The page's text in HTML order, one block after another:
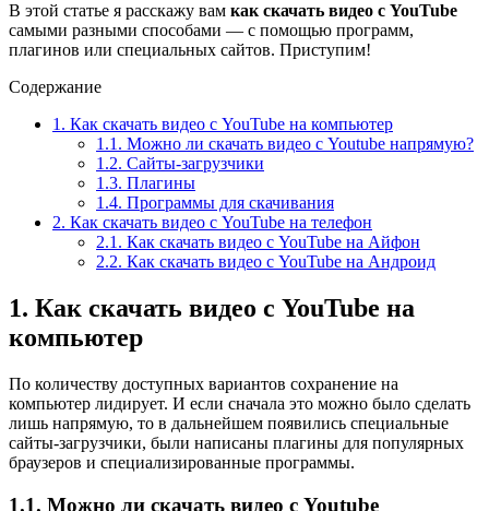
В этой статье я расскажу вам как скачать видео с YouTube
самыми разными способами — с помощью программ,
плагинов или специальных сайтов. Приступим!
Содержание
1. Как скачать видео с YouTube на компьютер
1.1. Можно ли скачать видео с Youtube напрямую?
1.2. Сайты-загрузчики
1.3. Плагины
1.4. Программы для скачивания
2. Как скачать видео с YouTube на телефон
2.1. Как скачать видео с YouTube на Айфон
2.2. Как скачать видео с YouTube на Андроид
1. Как скачать видео с YouTube на
компьютер
По количеству доступных вариантов сохранение на
компьютер лидирует. И если сначала это можно было сделать
лишь напрямую, то в дальнейшем появились специальные
сайты-загрузчики, были написаны плагины для популярных
браузеров и специализированные программы.
1.1. Можно ли скачать видео с Youtube